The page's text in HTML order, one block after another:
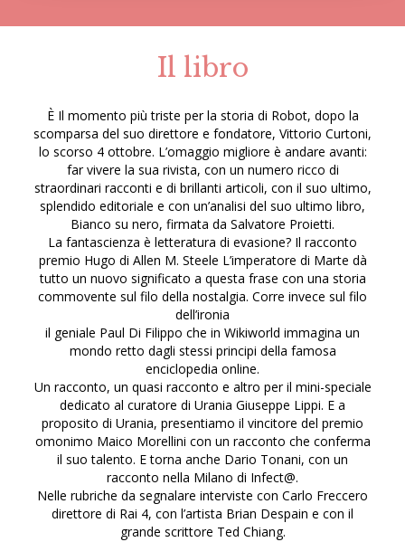
Il libro
È Il momento più triste per la storia di Robot, dopo la
scomparsa del suo direttore e fondatore, Vittorio Curtoni,
lo scorso 4 ottobre. L’omaggio migliore è andare avanti:
far vivere la sua rivista, con un numero ricco di
straordinari racconti e di brillanti articoli, con il suo ultimo,
splendido editoriale e con un’analisi del suo ultimo libro,
Bianco su nero, firmata da Salvatore Proietti.
La fantascienza è letteratura di evasione? Il racconto
premio Hugo di Allen M. Steele L’imperatore di Marte dà
tutto un nuovo significato a questa frase con una storia
commovente sul filo della nostalgia. Corre invece sul filo
dell’ironia
il geniale Paul Di Filippo che in Wikiworld immagina un
mondo retto dagli stessi principi della famosa
enciclopedia online.
Un racconto, un quasi racconto e altro per il mini-speciale
dedicato al curatore di Urania Giuseppe Lippi. E a
proposito di Urania, presentiamo il vincitore del premio
omonimo Maico Morellini con un racconto che conferma
il suo talento. E torna anche Dario Tonani, con un
racconto nella Milano di Infect@.
Nelle rubriche da segnalare interviste con Carlo Freccero
direttore di Rai 4, con l’artista Brian Despain e con il
grande scrittore Ted Chiang.